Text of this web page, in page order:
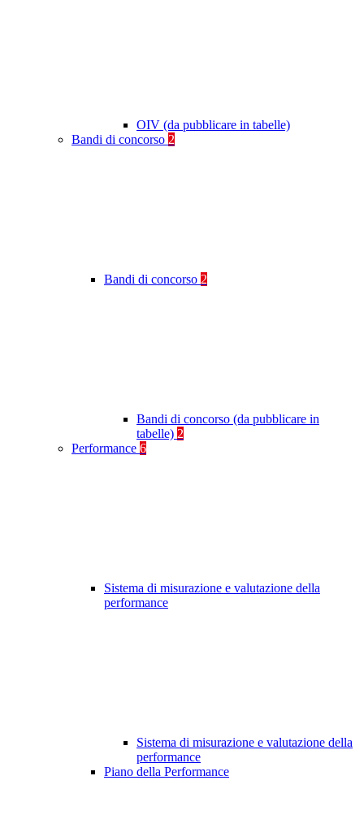
OIV (da pubblicare in tabelle)
Bandi di concorso 2
Bandi di concorso 2
Bandi di concorso (da pubblicare in
tabelle) 2
Performance 6
Sistema di misurazione e valutazione della
performance
Sistema di misurazione e valutazione della
performance
Piano della Performance